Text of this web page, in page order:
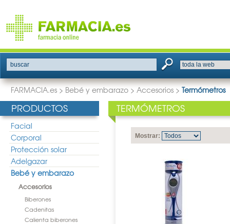
buscar
FARMACIA.es > Bebé y embarazo > Accesorios > Termómetros
PRODUCTOS
Facial
Corporal
Protección solar
Adelgazar
Bebé y embarazo
Accesorios
Biberones
Cadenitas
Calienta biberones
TERMÓMETROS
Mostrar: